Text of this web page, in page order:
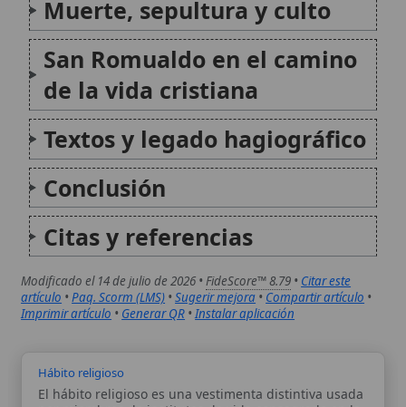
Hábito religioso
El hábito religioso es una vestimenta distintiva usada
por miembros de institutos de vida consagrada en la
Iglesia Católica, sirviendo como un signo público de
su consagración a Dios, su pobreza y su pertenencia
a una familia religiosa específica. A...
Contrarreforma
La Contrarreforma, también conocida como la
reforma católica, representa el conjunto de medidas y
renovaciones impulsadas por la Iglesia católica en
respuesta a la Reforma protestante del siglo XVI. Este
movimiento, que se extendió desde la década de
Autor:Comité editorial
del artículo están basadas y contrastadas
usando fuentes catolicas: escritos